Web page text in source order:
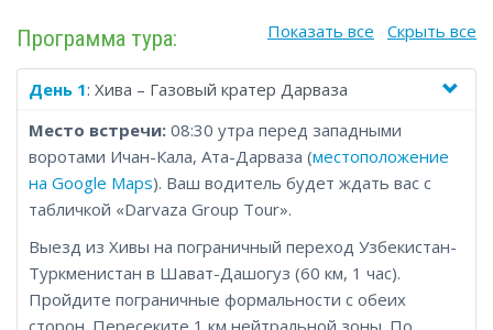
Программа тура: Показать все Скрыть все
День 1: Хива – Газовый кратер Дарваза
Место встречи: 08:30 утра перед западными
воротами Ичан-Кала, Ата-Дарваза (местоположение
на Google Maps). Ваш водитель будет ждать вас с
табличкой «Darvaza Group Tour».
Выезд из Хивы на пограничный переход Узбекистан-
Туркменистан в Шават-Дашогуз (60 км, 1 час).
Пройдите пограничные формальности с обеих